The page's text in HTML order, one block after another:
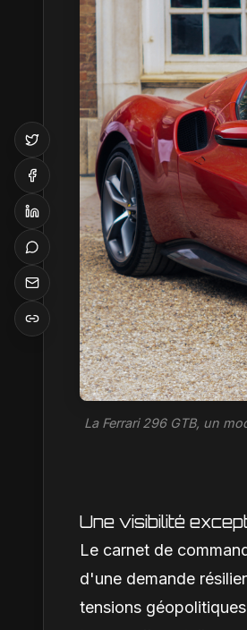
La Ferrari 296 GTB, un
Une visibilité
Le carnet de
d'une demande
tensions